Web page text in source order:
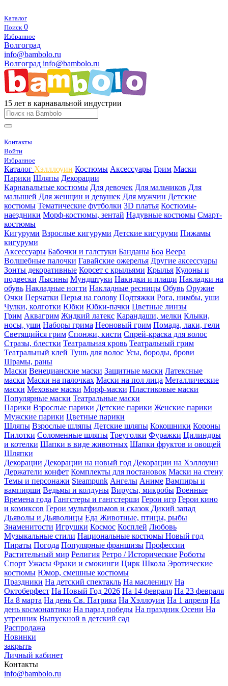
Каталог
Поиск 0
Избранное
Волгоград
info@bambolo.ru
Волгоград info@bambolo.ru
15 лет в карнавальной индустрии
Контакты
Войти
Избранное
Каталог Хэлллоуин Костюмы Аксессуары Грим Маски
Парики Шляпы Декорации
Карнавальные костюмы Для девочек Для мальчиков Для
малышей Для женщин и девушек Для мужчин Детские
костюмы Тематические футболки 3D платья Костюмы-
наездники Морф-костюмы, зентай Надувные костюмы Смарт-
костюмы
Кигуруми Взрослые кигуруми Детские кигуруми Пижамы
кигуруми
Аксессуары Бабочки и галстуки Банданы Боа Веера
Волшебные палочки Гавайские ожерелья Другие аксессуары
Зонты декоративные Корсет с крыльями Крылья Кулоны и
подвески Лысины Мундштуки Накидки и плащи Накладки на
обувь Накладные ногти Накладные ресницы Обувь Оружие
Очки Перчатки Перья на голову Подтяжки Рога, нимбы, уши
Чулки, колготки Юбки Юбки-пачки Цветные линзы
Грим Аквагрим Жидкий латекс Карандаши, мелки Клыки,
носы, уши Наборы грима Неоновый грим Помада, лаки, гели
Светящийся грим Спонжи, кисти Спрей-краска для волос
Стразы, блестки Театральная кровь Театральный грим
Театральный клей Тушь для волос Усы, бороды, брови
Шрамы, раны
Маски Венецианские маски Защитные маски Латексные
маски Маски на палочках Маски на пол лица Металлические
маски Меховые маски Морф-маски Пластиковые маски
Популярные маски Театральные маски
Парики Взрослые парики Детские парики Женские парики
Мужские парики Цветные парики
Шляпы Взрослые шляпы Детские шляпы Кокошники Короны
Пилотки Соломенные шляпы Треуголки Фуражки Цилиндры
и котелки Шапки в виде животных Шапки фруктов и овощей
Шляпки
Декорации Декорации на новый год Декорации на Хэллоуин
Держатели конфет Комплекты для постановок Маски на стену
Темы и персонажи Steampunk Ангелы Аниме Вампиры и
вампирши Ведьмы и колдуны Вирусы, микробы Военные
Времена года Гангстеры и гангстерши Герои игр Герои кино
и комиксов Герои мультфильмов и сказок Дикий запад
Дьяволы и Дьяволицы Еда Животные, птицы, рыбы
Знаменитости Игрушки Космос Косплей Любовь
Музыкальные стили Национальные костюмы Новый год
Пираты Погода Популярные франшизы Профессии
Растительный мир Религия Ретро / Исторические Роботы
Спорт Ужасы Фраки и смокинги Цирк Школа Эротические
костюмы Юмор, смешные костюмы
Праздники На детский спектакль На масленицу На
Октоберфест На Новый Год 2026 На 14 февраля На 23 февраля
На 8 марта На день Св. Патрика На Хэллоуин На 1 апреля На
день космонавтики На парад победы На праздник Осени На
утренник Выпускной в детский сад
Распродажа
Новинки
закрыть
Личный кабинет
Контакты
info@bambolo.ru